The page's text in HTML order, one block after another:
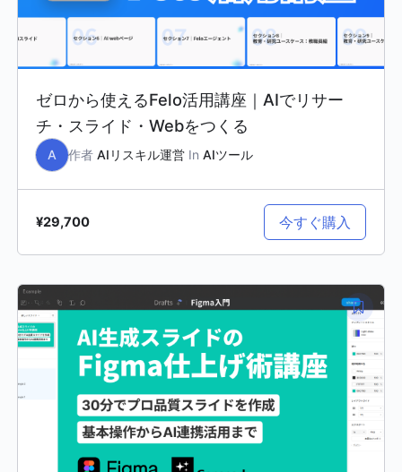
ゼロから使えるFelo活用講座｜AIでリサー
チ・スライド・Webをつくる
A 作者 AIリスキル運営In AIツール
¥29,700 今すぐ購入